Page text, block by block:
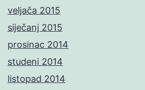
veljača 2015
siječanj 2015
prosinac 2014
studeni 2014
listopad 2014